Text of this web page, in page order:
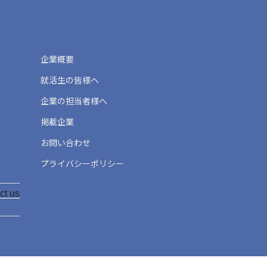
us
企業概要
就活生の皆様へ
企業の担当者様へ
掲載企業
お問い合わせ
プライバシーポリシー